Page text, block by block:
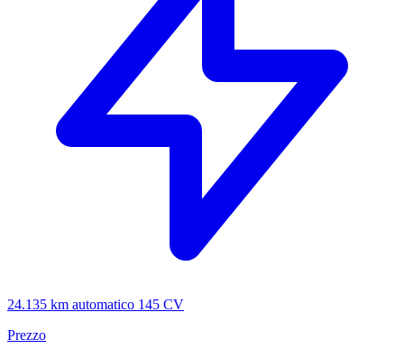
24.135 km automatico 145 CV
Prezzo